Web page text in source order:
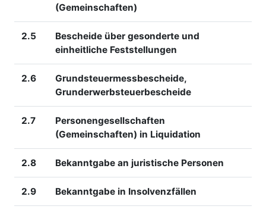
(Gemeinschaften)
2.5
Bescheide über gesonderte und
einheitliche Feststellungen
2.6
Grundsteuermessbescheide,
Grunderwerbsteuerbescheide
2.7
Personengesellschaften
(Gemeinschaften) in Liquidation
2.8 Bekanntgabe an juristische Personen
2.9 Bekanntgabe in Insolvenzfällen